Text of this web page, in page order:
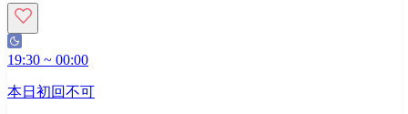
19:30 ~ 00:00
本日初回不可